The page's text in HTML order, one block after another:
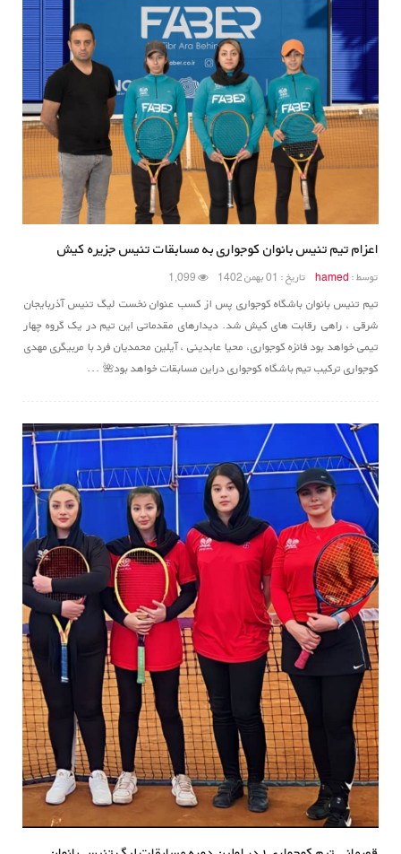
اعزام تیم تنیس بانوان کوجواری به مسابقات تنیس جزیره کیش
توسط : hamed تاریخ : 01 بهمن 1402
تیم تنیس بانوان باشگاه کوجواری پس از کسب عنوان نخست لیگ تنیس آذربایجان
شرقی ، راهی رقابت های کیش شد. دیدارهای مقدماتی این تیم در یک گروه چهار
تیمی خواهد بود فائزه کوجواری، محیا عابدینی ، آیلین محمدیان فرد با مربیگری مهدی
کوجواری ترکیب تیم باشگاه کوجواری دراین مسابقات خواهد بود🌺 ...